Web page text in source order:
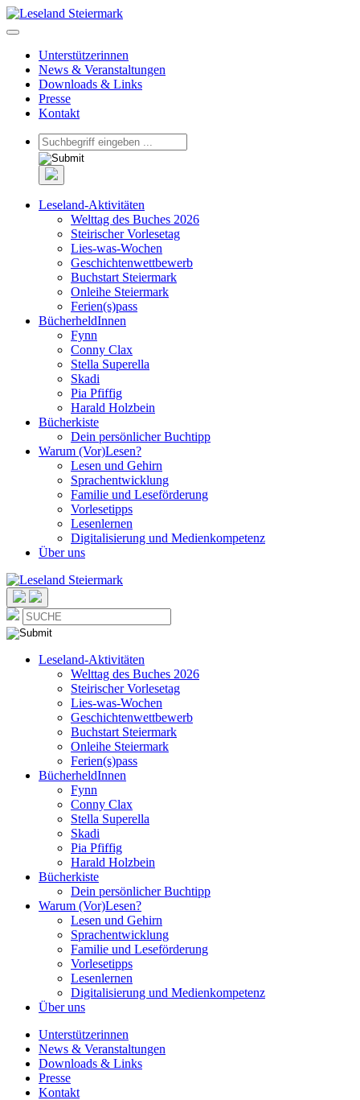
Unterstützerinnen
News & Veranstaltungen
Downloads & Links
Presse
Kontakt
Leseland-Aktivitäten
Welttag des Buches 2026
Steirischer Vorlesetag
Lies-was-Wochen
Geschichtenwettbewerb
Buchstart Steiermark
Onleihe Steiermark
Ferien(s)pass
BücherheldInnen
Fynn
Conny Clax
Stella Superella
Skadi
Pia Pfiffig
Harald Holzbein
Bücherkiste
Dein persönlicher Buchtipp
Warum (Vor)Lesen?
Lesen und Gehirn
Sprachentwicklung
Familie und Leseförderung
Vorlesetipps
Lesenlernen
Digitalisierung und Medienkompetenz
Über uns
Leseland-Aktivitäten
Welttag des Buches 2026
Steirischer Vorlesetag
Lies-was-Wochen
Geschichtenwettbewerb
Buchstart Steiermark
Onleihe Steiermark
Ferien(s)pass
BücherheldInnen
Fynn
Conny Clax
Stella Superella
Skadi
Pia Pfiffig
Harald Holzbein
Bücherkiste
Dein persönlicher Buchtipp
Warum (Vor)Lesen?
Lesen und Gehirn
Sprachentwicklung
Familie und Leseförderung
Vorlesetipps
Lesenlernen
Digitalisierung und Medienkompetenz
Über uns
Unterstützerinnen
News & Veranstaltungen
Downloads & Links
Presse
Kontakt